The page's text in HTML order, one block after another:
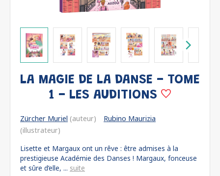
LA MAGIE DE LA DANSE - TOME
1 - LES AUDITIONS
Zürcher Muriel (auteur)
Rubino Maurizia
(illustrateur)
Lisette et Margaux ont un rêve : être admises à la
prestigieuse Académie des Danses ! Margaux, fonceuse
et sûre d’elle, ... suite